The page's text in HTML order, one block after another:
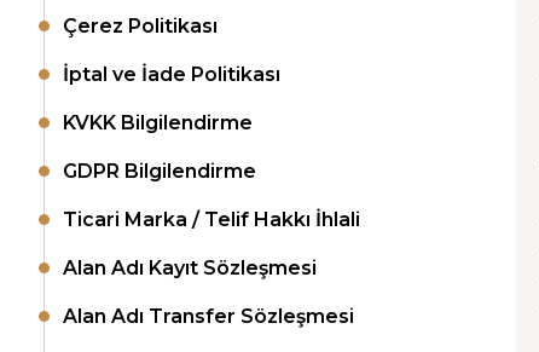
Çerez Politikası
İptal ve İade Politikası
KVKK Bilgilendirme
GDPR Bilgilendirme
Ticari Marka / Telif Hakkı İhlali
Alan Adı Kayıt Sözleşmesi
Alan Adı Transfer Sözleşmesi